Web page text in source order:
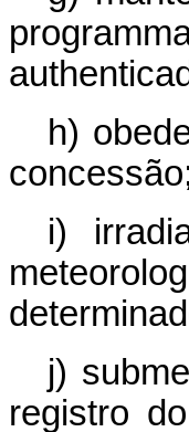
h)
i)
j)
registro